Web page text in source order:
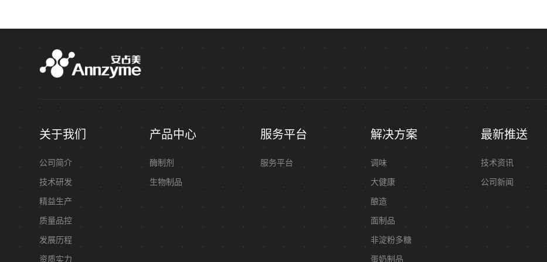
关于我们
公司简介
技术研发
精益生产
质量品控
发展历程
资质实力
产品中心
酶制剂
生物制品
服务平台
服务平台
解决方案
调味
大健康
酿造
面制品
非淀粉多糖
蛋奶制品
最新推送
技术资讯
公司新闻